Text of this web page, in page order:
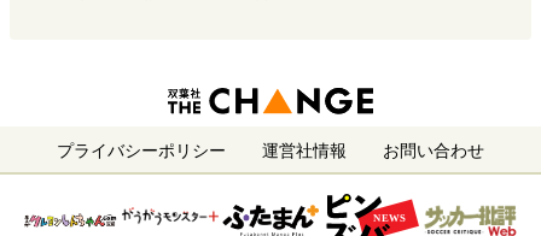
プライバシーポリシー 運営社情報 お問い合わせ